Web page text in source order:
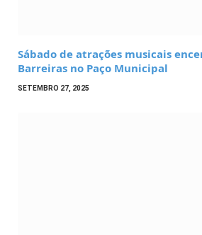
Sábado de atrações musicais
Barreiras no Paço Municipal
SETEMBRO 27, 2025